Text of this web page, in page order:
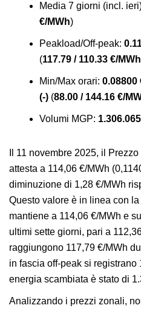
Media 7 giorni (incl.
€/MWh)
Peakload/Off-peak:
(117.79 / 110.33 €/MWh
Min/Max orari: 0.08800
(-) (88.00 / 144.16 €/
Volumi MGP: 1.306.065
Il 11 novembre 2025, il
attesta a 114,06 €/MWh
diminuzione di 1,28 €/MWh
Questo valore è in linea con
mantiene a 114,06 €/MWh e
ultimi sette giorni, pari a
raggiungono 117,79 €/MWh
in fascia off-peak si registrano
energia scambiata è stato di
Analizzando i prezzi zonali,